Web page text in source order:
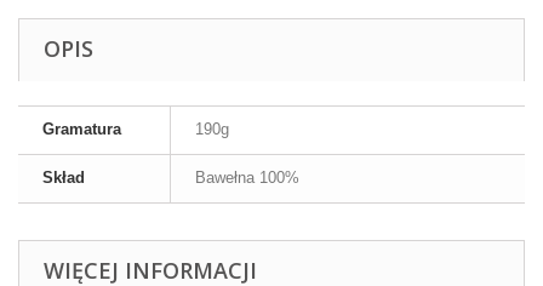
OPIS
Gramatura 190g
Skład Bawełna 100%
WIĘCEJ INFORMACJI